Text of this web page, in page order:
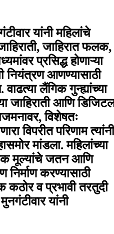
यांनी महिलांचे
जाहिरात फलक,
प्रसिद्ध होणाऱ्या
नियंत्रण आणण्यासाठी
लैंगिक गुन्ह्यांच्या
जाहिराती आणि
विशेषतः
विपरीत परिणाम त्यांनी
मांडला. महिलांच्या
मूल्यांचे जतन आणि
निर्माण करण्यासाठी
कठोर व प्रभावी तरतुदी
यांनी